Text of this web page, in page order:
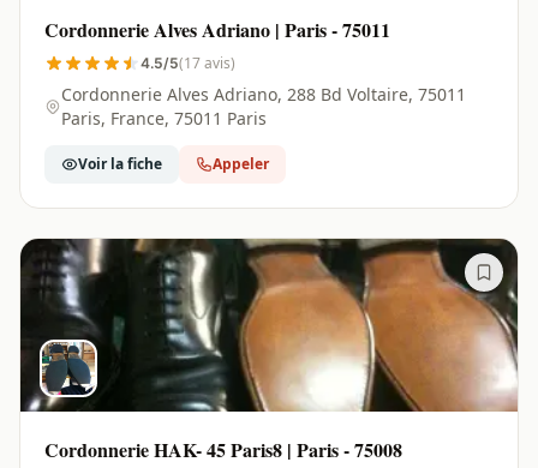
Cordonnerie Alves Adriano | Paris - 75011
4.5/5(17 avis)
Cordonnerie Alves Adriano, 288 Bd Voltaire, 75011
Paris, France, 75011 Paris
Voir la fiche Appeler
Cordonnerie HAK- 45 Paris8 | Paris - 75008